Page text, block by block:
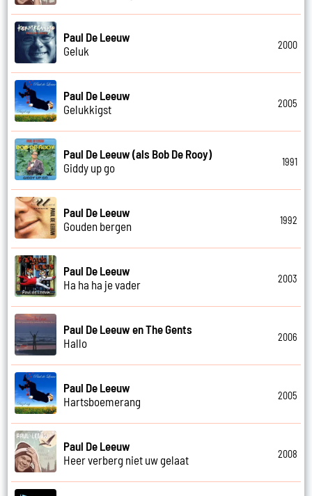
Paul De Leeuw
Geluk
2000
Paul De Leeuw
Gelukkigst
2005
Paul De Leeuw (als Bob De Rooy)
Giddy up go
1991
Paul De Leeuw
Gouden bergen
1992
Paul De Leeuw
Ha ha ha je vader
2003
Paul De Leeuw en The Gents
Hallo
2006
Paul De Leeuw
Hartsboemerang
2005
Paul De Leeuw
Heer verberg niet uw gelaat
2008